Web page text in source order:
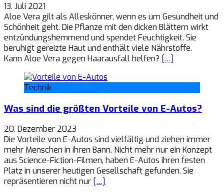
13. Juli 2021
Aloe Vera gilt als Alleskönner, wenn es um Gesundheit und
Schönheit geht. Die Pflanze mit den dicken Blättern wirkt
entzündungshemmend und spendet Feuchtigkeit. Sie
beruhigt gereizte Haut und enthält viele Nährstoffe.
Kann Aloe Vera gegen Haarausfall helfen? […]
Technik
Was sind die größten Vorteile von E-Autos?
20. Dezember 2023
Die Vorteile von E-Autos sind vielfältig und ziehen immer
mehr Menschen in ihren Bann. Nicht mehr nur ein Konzept
aus Science-Fiction-Filmen, haben E-Autos ihren festen
Platz in unserer heutigen Gesellschaft gefunden. Sie
repräsentieren nicht nur […]